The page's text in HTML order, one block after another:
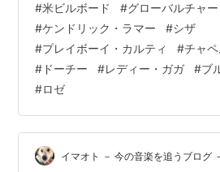
Chappell Roan & Doechii New in
10https://t.co/aISTqRmTHt —
2025年3月24…
#米ビルボード #グローバルチャー
#ケンドリック・ラマー #シザ
#プレイボーイ・カルティ #チャ
# ドーチー #レディー・ガガ #ブ
#ロゼ
イマオト － 今の音楽を追うブログ